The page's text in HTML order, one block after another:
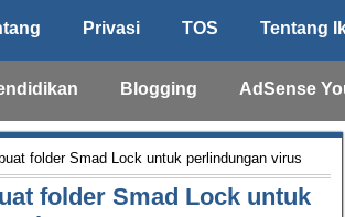
Privasi TOS Tentang
Blogging AdSense
folder Smad Lock untuk perlindungan virus
folder Smad Lock untuk